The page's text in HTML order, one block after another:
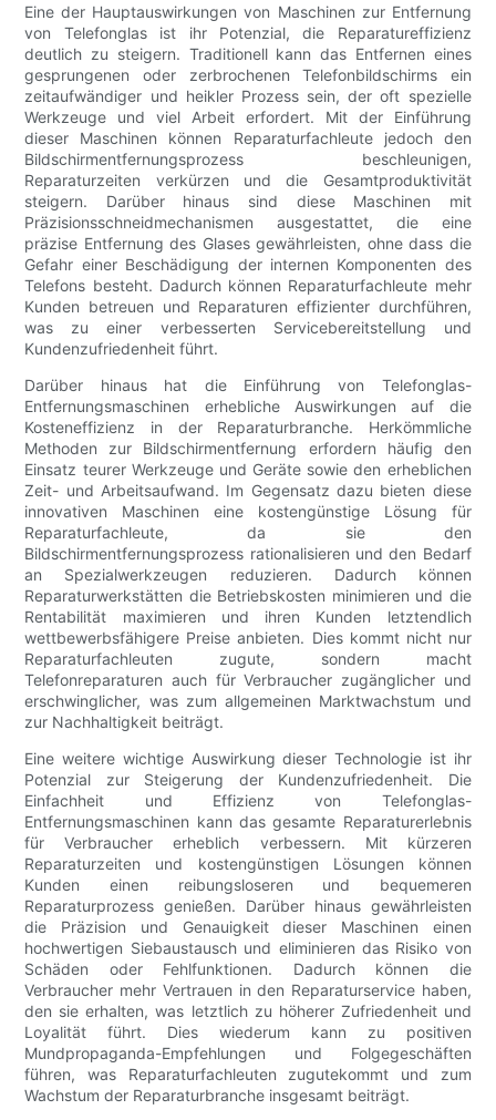
Eine der Hauptauswirkungen von Maschinen zur Entfernung
von Telefonglas ist ihr Potenzial, die Reparatureffizienz
deutlich zu steigern. Traditionell kann das Entfernen eines
gesprungenen oder zerbrochenen Telefonbildschirms ein
zeitaufwändiger und heikler Prozess sein, der oft spezielle
Werkzeuge und viel Arbeit erfordert. Mit der Einführung
dieser Maschinen können Reparaturfachleute jedoch den
Bildschirmentfernungsprozess beschleunigen,
Reparaturzeiten verkürzen und die Gesamtproduktivität
steigern. Darüber hinaus sind diese Maschinen mit
Präzisionsschneidmechanismen ausgestattet, die eine
präzise Entfernung des Glases gewährleisten, ohne dass die
Gefahr einer Beschädigung der internen Komponenten des
Telefons besteht. Dadurch können Reparaturfachleute mehr
Kunden betreuen und Reparaturen effizienter durchführen,
was zu einer verbesserten Servicebereitstellung und
Kundenzufriedenheit führt.
Darüber hinaus hat die Einführung von Telefonglas-
Entfernungsmaschinen erhebliche Auswirkungen auf die
Kosteneffizienz in der Reparaturbranche. Herkömmliche
Methoden zur Bildschirmentfernung erfordern häufig den
Einsatz teurer Werkzeuge und Geräte sowie den erheblichen
Zeit- und Arbeitsaufwand. Im Gegensatz dazu bieten diese
innovativen Maschinen eine kostengünstige Lösung für
Reparaturfachleute, da sie den
Bildschirmentfernungsprozess rationalisieren und den Bedarf
an Spezialwerkzeugen reduzieren. Dadurch können
Reparaturwerkstätten die Betriebskosten minimieren und die
Rentabilität maximieren und ihren Kunden letztendlich
wettbewerbsfähigere Preise anbieten. Dies kommt nicht nur
Reparaturfachleuten zugute, sondern macht
Telefonreparaturen auch für Verbraucher zugänglicher und
erschwinglicher, was zum allgemeinen Marktwachstum und
zur Nachhaltigkeit beiträgt.
Eine weitere wichtige Auswirkung dieser Technologie ist ihr
Potenzial zur Steigerung der Kundenzufriedenheit. Die
Einfachheit und Effizienz von Telefonglas-
Entfernungsmaschinen kann das gesamte Reparaturerlebnis
für Verbraucher erheblich verbessern. Mit kürzeren
Reparaturzeiten und kostengünstigen Lösungen können
Kunden einen reibungsloseren und bequemeren
Reparaturprozess genießen. Darüber hinaus gewährleisten
die Präzision und Genauigkeit dieser Maschinen einen
hochwertigen Siebaustausch und eliminieren das Risiko von
Schäden oder Fehlfunktionen. Dadurch können die
Verbraucher mehr Vertrauen in den Reparaturservice haben,
den sie erhalten, was letztlich zu höherer Zufriedenheit und
Loyalität führt. Dies wiederum kann zu positiven
Mundpropaganda-Empfehlungen und Folgegeschäften
führen, was Reparaturfachleuten zugutekommt und zum
Wachstum der Reparaturbranche insgesamt beiträgt.